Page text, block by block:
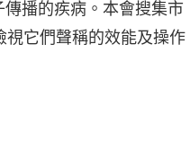
播的疾病。本會搜集市
它們聲稱的效能及操作